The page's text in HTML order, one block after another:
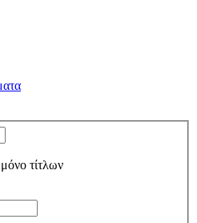
τίτλων